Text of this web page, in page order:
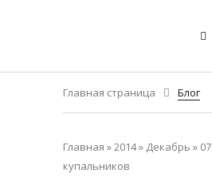
Главная страница Блог
Главная »2014» Декабрь » 07
купальников